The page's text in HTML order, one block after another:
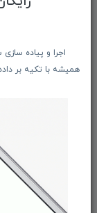
اجرا و پیاده
همیشه با تکیه بر
اخبار فناوری اطلاعات
از تخفیف‌ها و